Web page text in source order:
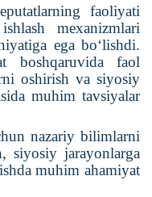
faoliyati
mexanizmlari
ega bo‘lishdi.
boshqaruvida faol
oshirish va siyosiy
muhim tavsiyalar
nazariy bilimlarni
siyosiy jarayonlarga
muhim ahamiyat